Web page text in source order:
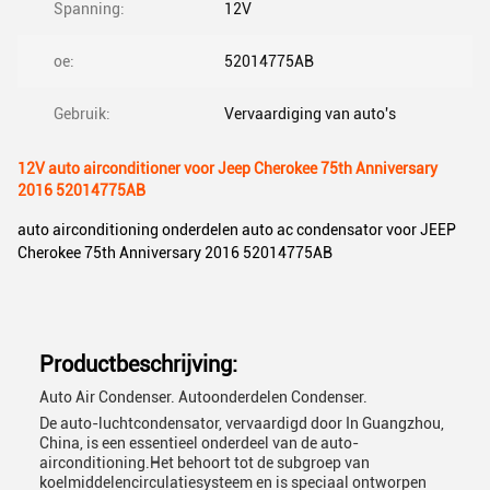
Spanning: 12V
oe: 52014775AB
Gebruik: Vervaardiging van auto's
12V auto airconditioner voor Jeep Cherokee 75th Anniversary
2016 52014775AB
auto airconditioning onderdelen auto ac condensator voor JEEP
Cherokee 75th Anniversary 2016 52014775AB
Productbeschrijving:
Auto Air Condenser. Autoonderdelen Condenser.
De auto-luchtcondensator, vervaardigd door In Guangzhou,
China, is een essentieel onderdeel van de auto-
airconditioning.Het behoort tot de subgroep van
koelmiddelencirculatiesysteem en is speciaal ontworpen